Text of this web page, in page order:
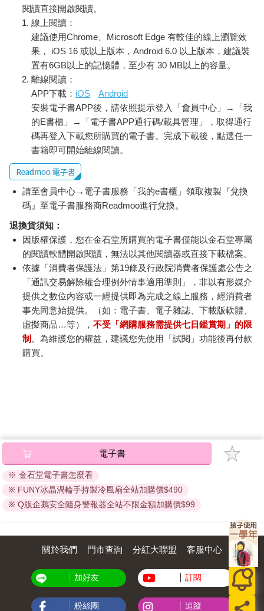
閱讀直接開啟閱讀。
線上閱讀：
建議使用Chrome、Microsoft Edge 有較佳的線上瀏覽效
果， iOS 16 或以上版本，Android 6.0 以上版本，建議裝
置有6GB以上的記憶體，至少有 30 MB以上的容量。
離線閱讀：
APP下載： iOS
Android
安裝電子書APP後，請依照提示登入「會員中心」→「我
的E書櫃」→「電子書APP通行碼/載具管理」，取得通行
碼再登入下載您所購買的電子書。完成下載後，點選任一
書籍即可開始離線閱讀。
請至會員中心→電子書服務「我的e書櫃」領取複製『兌換
碼』至電子書服務商Readmoo進行兌換。
退換貨須知：
因版權保護，您在金石堂所購買的電子書僅能以金石堂專屬
的閱讀軟體開啟閱讀，無法以其他閱讀器或直接下載檔案。
依據「消費者保護法」第19條及行政院消費者保護處公告之
「通訊交易解除權合理例外情事適用準則」，非以有形媒介
提供之數位內容或一經提供即為完成之線上服務，經消費者
事先同意始提供。（如：電子書、電子雜誌、下載版軟體、
虛擬商品…等），不受「網購服務需提供七日鑑賞期」的限
制 。為維護您的權益，建議您先使用「試閱」功能後再付款
購買。
電子書
※ 金石堂電子書怎麼看
※ FUNY冰晶渦輪手持製冷風扇全站加購價$490
※ Q版企鵝安全隨身警報器全站不限金額加購價$99
關於我們 門市查詢 分紅大聯盟 客服中心
加好友 訂閱
粉絲團 追蹤